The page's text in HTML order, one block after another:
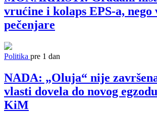
vrućine i kolaps EPS-a, nego
pečenjare
Politika pre 1 dan
NADA: „Oluja“ nije
vlasti dovela do novog
KiM